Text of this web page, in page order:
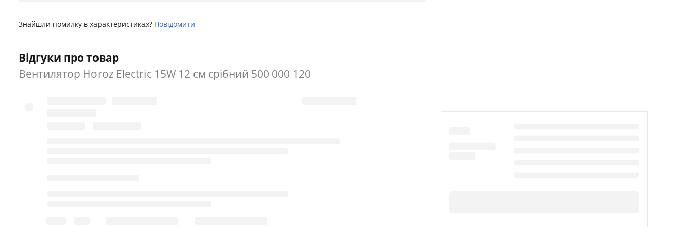
Знайшли помилку в характеристиках? Повідомити
Відгуки про товар
Вентилятор Horoz Electric 15W 12 см срібний 500 000 120